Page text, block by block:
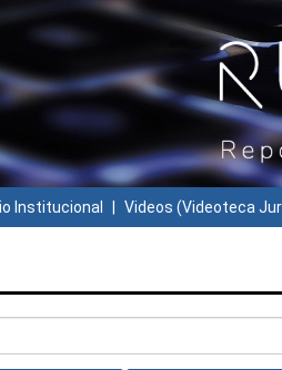
Institucional Videos (Videoteca